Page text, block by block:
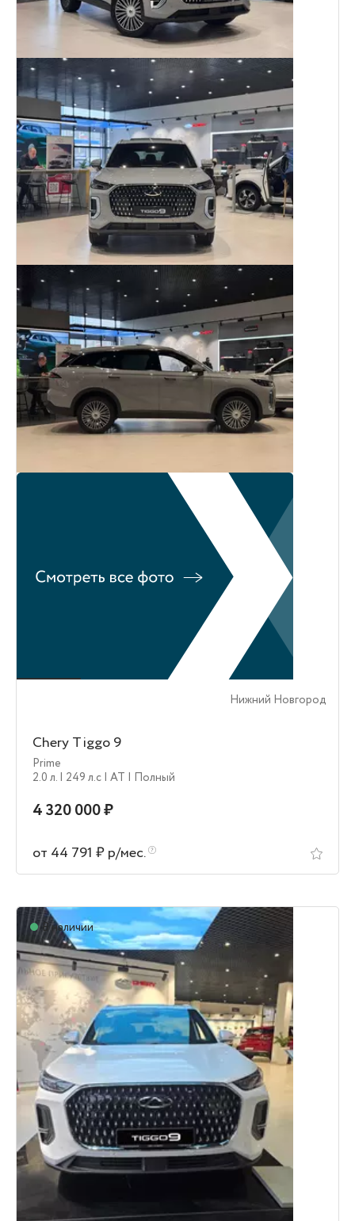
Нижний Новгород
Chery Tiggo 9
Prime
2.0 л. | 249 л.c | AT | Полный
4 320 000 ₽
от 44 791 ₽ р/мес.
В наличии